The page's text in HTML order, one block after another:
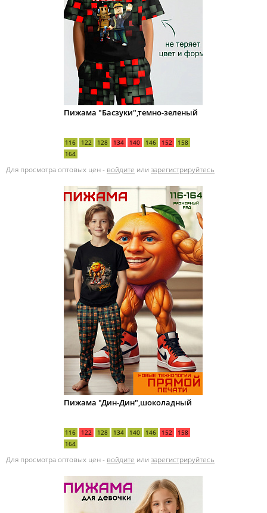
Пижама "Басзуки",темно-зеленый
116 122 128 134 140 146 152
158
164
Для просмотра оптовых цен - войдите или зарегистрируйтесь
Пижама "Дин-Дин",шоколадный
116 122 128 134 140 146 152
158
164
Для просмотра оптовых цен - войдите или зарегистрируйтесь